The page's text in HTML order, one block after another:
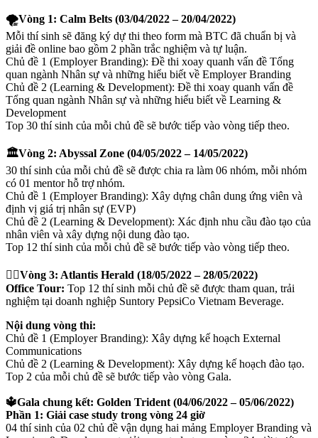
🌪Vòng 1: Calm Belts (03/04/2022 – 20/04/2022)
Mỗi thí sinh sẽ đăng ký dự thi theo form mà BTC đã chuẩn bị và
giải đề online bao gồm 2 phần trắc nghiệm và tự luận.
Chủ đề 1 (Employer Branding): Đề thi xoay quanh vấn đề Tổng
quan ngành Nhân sự và những hiểu biết về Employer Branding
Chủ đề 2 (Learning & Development): Đề thi xoay quanh vấn đề
Tổng quan ngành Nhân sự và những hiểu biết về Learning &
Development
Top 30 thí sinh của mỗi chủ đề sẽ bước tiếp vào vòng tiếp theo.
🏛Vòng 2: Abyssal Zone (04/05/2022 – 14/05/2022)
30 thí sinh của mỗi chủ đề sẽ được chia ra làm 06 nhóm, mỗi nhóm
có 01 mentor hỗ trợ nhóm.
Chủ đề 1 (Employer Branding): Xây dựng chân dung ứng viên và
định vị giá trị nhân sự (EVP)
Chủ đề 2 (Learning & Development): Xác định nhu cầu đào tạo của
nhân viên và xây dựng nội dung đào tạo.
Top 12 thí sinh của mỗi chủ đề sẽ bước tiếp vào vòng tiếp theo.
🧜‍♀️Vòng 3: Atlantis Herald (18/05/2022 – 28/05/2022)
Office Tour: Top 12 thí sinh mỗi chủ đề sẽ được tham quan, trải
nghiệm tại doanh nghiệp Suntory PepsiCo Vietnam Beverage.
Nội dung vòng thi:
Chủ đề 1 (Employer Branding): Xây dựng kế hoạch External
Communications
Chủ đề 2 (Learning & Development): Xây dựng kế hoạch đào tạo.
Top 2 của mỗi chủ đề sẽ bước tiếp vào vòng Gala.
🔱Gala chung kết: Golden Trident (04/06/2022 – 05/06/2022)
Phần 1: Giải case study trong vòng 24 giờ
04 thí sinh của 02 chủ đề vận dụng hai mảng Employer Branding và